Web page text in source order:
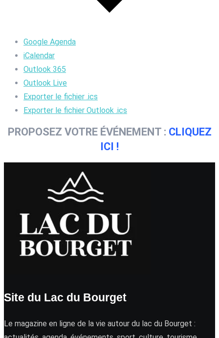
Google Agenda
iCalendar
Outlook 365
Outlook Live
Exporter le fichier .ics
Exporter le fichier Outlook .ics
PROPOSEZ VOTRE ÉVÉNEMENT : CLIQUEZ
ICI !
Site du Lac du Bourget
Le magazine en ligne de la vie autour du lac du Bourget :